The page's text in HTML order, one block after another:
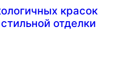
красок
отделки